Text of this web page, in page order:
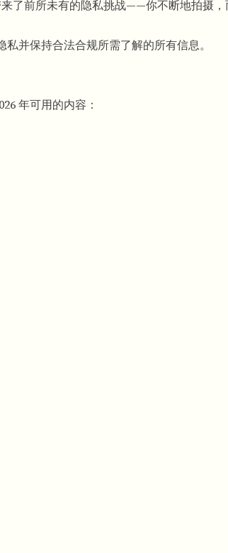
了前所未有的隐私挑战——你不断地拍摄，
并保持合法合规所需了解的所有信息。
年可用的内容：